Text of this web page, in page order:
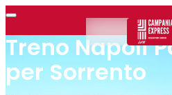
Treno Napoli
per Sorrento